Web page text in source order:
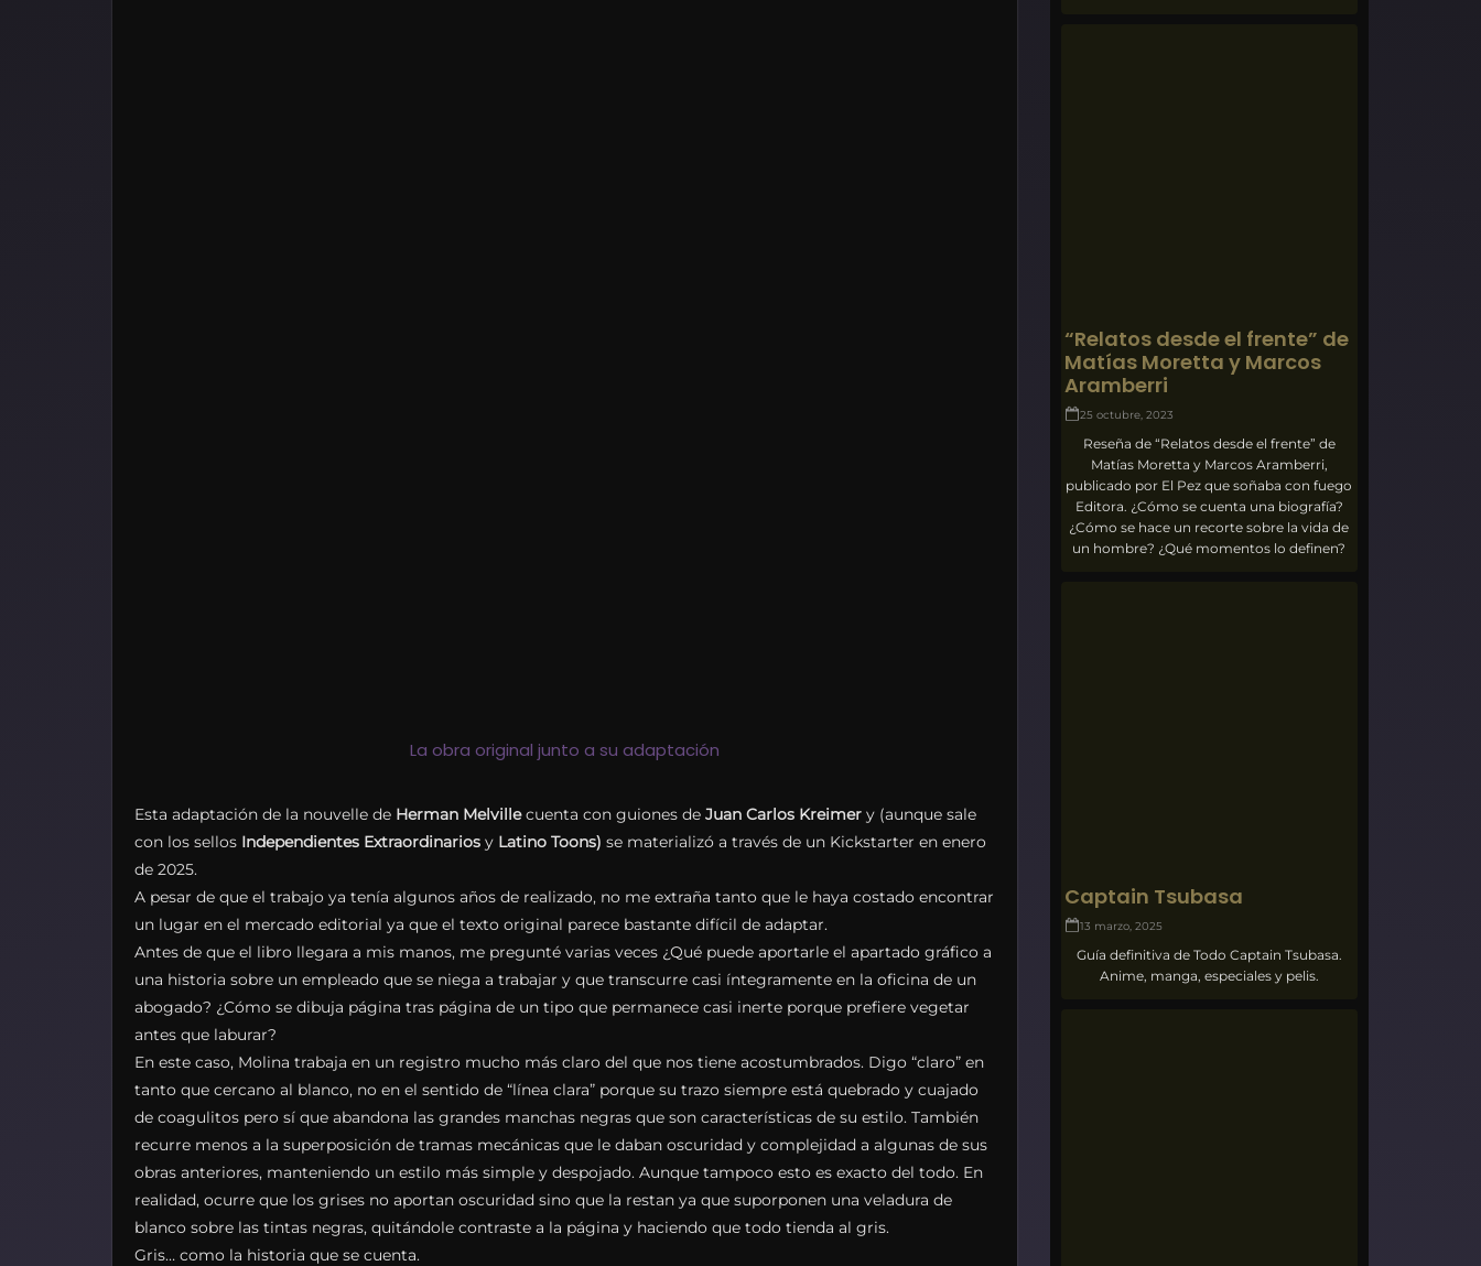
La obra original junto a su adaptación
Esta adaptación de la nouvelle de Herman Melvillecuenta con guiones de Juan Carlos Kreimer y (aunque sale
con los sellos Independientes Extraordinarios y Latino Toons) se materializó a través de un Kickstarter en enero
de 2025.
A pesar de que el trabajo ya tenía algunos años de realizado, no me extraña tanto que le haya costado encontrar
un lugar en el mercado editorial ya que el texto original parece bastante difícil de adaptar.
Antes de que el libro llegara a mis manos, me pregunté varias veces ¿Qué puede aportarle el apartado gráfico a
una historia sobre un empleado que se niega a trabajar y que transcurre casi íntegramente en la oficina de un
abogado? ¿Cómo se dibuja página tras página de un tipo que permanece casi inerte porque prefiere vegetar
antes que laburar?
En este caso, Molina trabaja en un registro mucho más claro del que nos tiene acostumbrados. Digo “claro” en
tanto que cercano al blanco, no en el sentido de “línea clara” porque su trazo siempre está quebrado y cuajado
de coagulitos pero sí que abandona las grandes manchas negras que son características de su estilo. También
recurre menos a la superposición de tramas mecánicas que le daban oscuridad y complejidad a algunas de sus
obras anteriores, manteniendo un estilo más simple y despojado. Aunque tampoco esto es exacto del todo. En
realidad, ocurre que los grises no aportan oscuridad sino que la restan ya que suporponen una veladura de
blanco sobre las tintas negras, quitándole contraste a la página y haciendo que todo tienda al gris.
Gris… como la historia que se cuenta.
“Relatos desde el frente” de
Matías Moretta y Marcos
Aramberri
25 octubre, 2023
Reseña de “Relatos desde el frente” de
Matías Moretta y Marcos Aramberri,
publicado por El Pez que soñaba con fuego
Editora. ¿Cómo se cuenta una biografía?
¿Cómo se hace un recorte sobre la vida de
un hombre? ¿Qué momentos lo definen?
Captain Tsubasa
13 marzo, 2025
Guía definitiva de Todo Captain Tsubasa.
Anime, manga, especiales y pelis.